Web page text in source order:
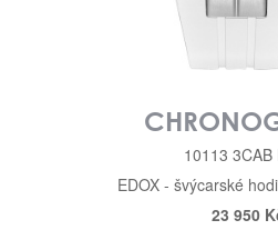
10113 3CAB
EDOX - švýcarské
23 950